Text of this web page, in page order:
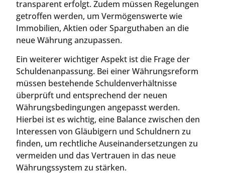
transparent erfolgt. Zudem müssen Regelungen
getroffen werden, um Vermögenswerte wie
Immobilien, Aktien oder Sparguthaben an die
neue Währung anzupassen.
Ein weiterer wichtiger Aspekt ist die Frage der
Schuldenanpassung. Bei einer Währungsreform
müssen bestehende Schuldenverhältnisse
überprüft und entsprechend der neuen
Währungsbedingungen angepasst werden.
Hierbei ist es wichtig, eine Balance zwischen den
Interessen von Gläubigern und Schuldnern zu
finden, um rechtliche Auseinandersetzungen zu
vermeiden und das Vertrauen in das neue
Währungssystem zu stärken.